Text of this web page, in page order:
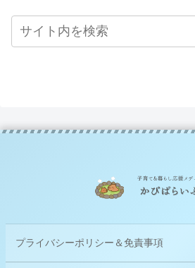
プライバシーポリシー＆免責事項